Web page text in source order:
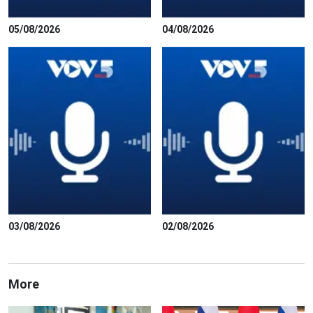
05/08/2026 04/08/2026
03/08/2026 02/08/2026
More